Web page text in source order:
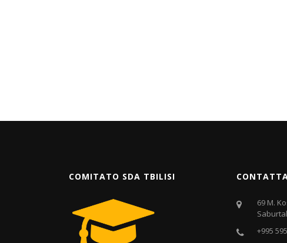
COMITATO SDA TBILISI
69 M.
+995